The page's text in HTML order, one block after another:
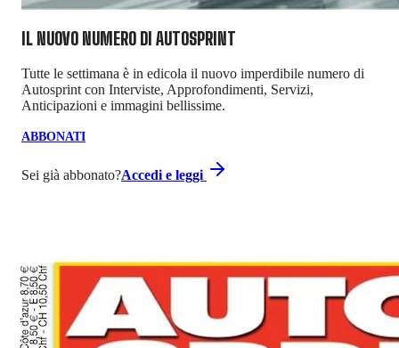
IL NUOVO NUMERO DI AUTOSPRINT
Tutte le settimana è in edicola il nuovo imperdibile numero di
Autosprint con Interviste, Approfondimenti, Servizi,
Anticipazioni e immagini bellissime.
ABBONATI
Sei già abbonato?Accedi e leggi